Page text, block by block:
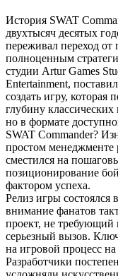
История SWAT
двухтысяч десятых
переживал переход
полноценным
студии Artur Games
Entertainment,
создать игру, которая
глубину
но в формате
SWAT Commander?
простом менеджменте
сместился на
позиционирование
фактором успеха.
Релиз игры состоялся
внимание фанатов
проект, не
серьезный вызов.
на игровой процесс
Разработчики